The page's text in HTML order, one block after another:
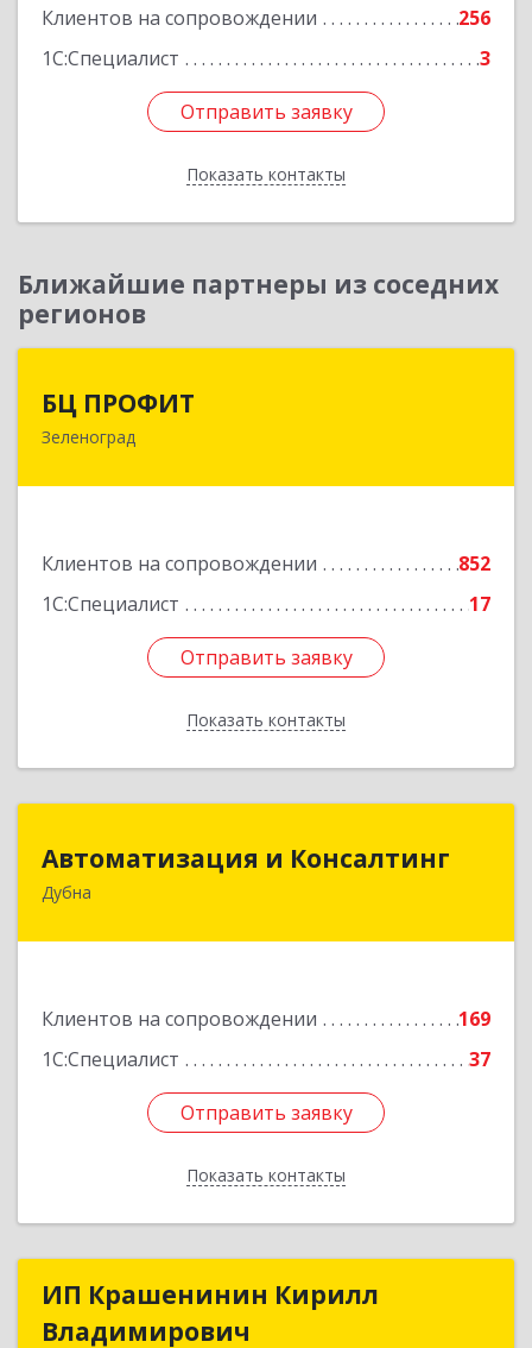
Клиентов на сопровождении
256
1С:Специалист
3
Отправить заявку
Показать контакты
Отправить заявку
Назад
Ближайшие партнеры из соседних
регионов
БЦ ПРОФИТ
Зеленоград
Клиентов на сопровождении
852
1С:Специалист
17
Отправить заявку
Показать контакты
124482, Москва г, Зеленоград г, корпус 340,
Отправить заявку
Назад
Автоматизация и Консалтинг
Дубна
Клиентов на сопровождении
169
1С:Специалист
37
Отправить заявку
Показать контакты
141983, Московская обл, г.о.Дубна, Дубна г,
Отправить заявку
Назад
ИП Крашенинин Кирилл
Владимирович
ИП Крашенинин Кирилл